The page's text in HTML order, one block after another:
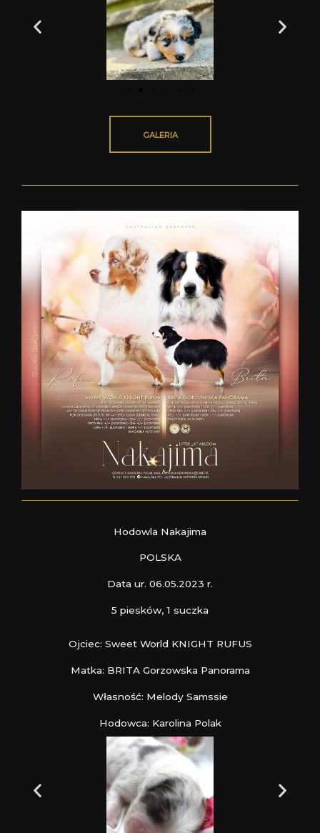
GALERIA
Hodowla Nakajima
POLSKA
Data ur. 06.05.2023 r.
5 piesków, 1 suczka
Ojciec: Sweet World KNIGHT RUFUS
Matka: BRITA Gorzowska Panorama
Własność: Melody Samssie
Hodowca: Karolina Polak